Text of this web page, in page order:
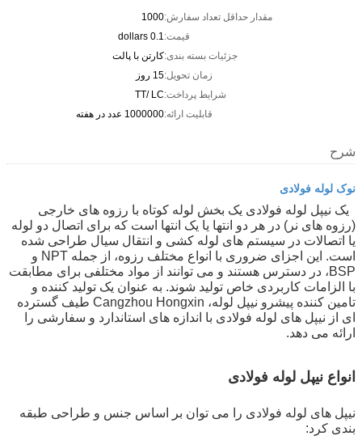
مقدار حداقل تعداد سفارش:1000
قیمت:0.1 dollars
جزئیات بسته بندی:کارتن با پالت
زمان تحویل:15 روز
شرایط پرداخت:TT/ LC
قابلیت ارائه:1000000 عدد در هفته
شرح
نوک لوله فولادی
یک نیپل لوله فولادی یک بخش لوله کوتاه با رزوه های خارجی
(رزوه های نر) در هر دو انتها یا یک انتها است که برای اتصال دو لوله
یا اتصالات در سیستم های لوله کشی و انتقال سیال طراحی شده
است. این اجزای ضروری با انواع مختلف رزوه، از جمله NPT و
BSP، در دسترس هستند و می توانند از مواد مختلفی برای مطابقت
با الزامات کاربردی خاص تولید شوند. به عنوان یک تولید کننده و
تامین کننده پیشرو نیپل لوله، Cangzhou Hongxin طیف گسترده
ای از نیپل های لوله فولادی با اندازه های استاندارد و سفارشی را
ارائه می دهد.
انواع نیپل لوله فولادی
نیپل های لوله فولادی را می توان بر اساس جنس و طراحی طبقه
بندی کرد: